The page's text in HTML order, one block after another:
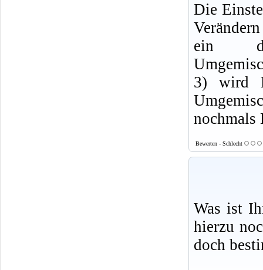
Die
ein
3) wird
nochmals
Bewerten - Schlecht
Was ist
hierzu
doch